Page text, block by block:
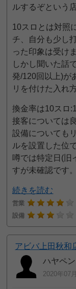
ルするぞという
10スロとは対照
チ、自分も少し
った印象は受け
しかし聞いた話
発/120回以上)が
リを付けた入れ
換金率は10スロ
接客については
設備についても
ルを設置した位
噂では特定日(旧
すが未確認です。
続きを読む
営業
設備
アビバ上田秋和
ハヤペン
2020年07